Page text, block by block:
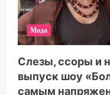
Мода
Слезы, ссоры и
выпуск шоу
самым